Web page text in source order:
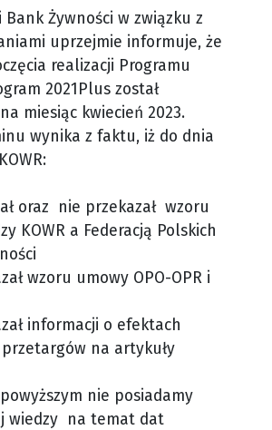
Żywności w związku z
uprzejmie informuje, że
realizacji Programu
2021Plus został
miesiąc kwiecień 2023.
wynika z faktu, iż do dnia
oraz nie przekazał wzoru
KOWR a Federacją Polskich
wzoru umowy OPO-OPR i
informacji o efektach
na artykuły
nie posiadamy
wiedzy na temat dat